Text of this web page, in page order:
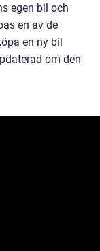
egen bil och
en av de
en ny bil
om den